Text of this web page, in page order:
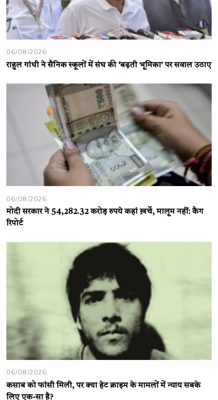
06/08/2026
राहुल गांधी ने सैनिक स्कूलों में संघ की ‘बढ़ती भूमिका’ पर सवाल उठाए
06/08/2026
मोदी सरकार ने 54,282.32 करोड़ रुपये कहां ख़र्चे, मालूम नहीं: कैग
रिपोर्ट
06/08/2026
कसाब को फांसी मिली, पर क्या हेट क्राइम के मामलों में न्याय सबके
लिए एक-सा है?